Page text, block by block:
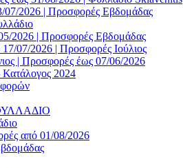
2026 | Προσφορές Εβδομάδας
2026 | Προσφορές Εβδομάδας
07/2026 | Προσφορές Ιούλιος
| Προσφορές έως 07/06/2026
2024
από 01/08/2026